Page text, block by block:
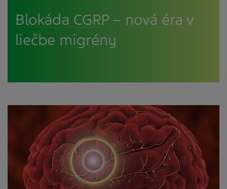
Blokáda CGRP – nová éra v
liečbe migrény